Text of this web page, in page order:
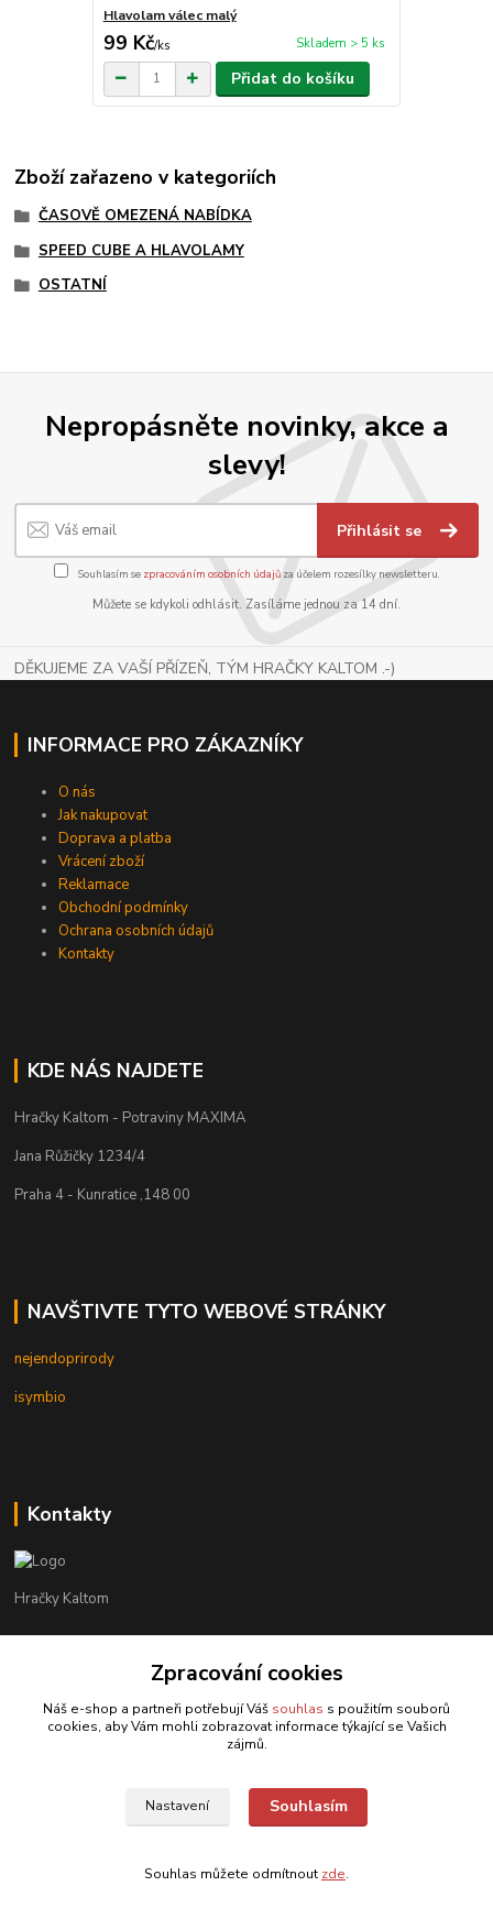
Hlavolam válec malý
99 Kč/ks Skladem > 5 ks
Přidat do košíku
Zboží zařazeno v kategoriích
ČASOVĚ OMEZENÁ NABÍDKA
SPEED CUBE A HLAVOLAMY
OSTATNÍ
Nepropásněte novinky, akce a
slevy!
Přihlásit se
Souhlasím se zpracováním osobních údajůza účelem rozesílky newsletteru.
Můžete se kdykoli odhlásit. Zasíláme jednou za 14 dní.
DĚKUJEME ZA VAŠÍ PŘÍZEŇ, TÝM HRAČKY KALTOM .-)
INFORMACE PRO ZÁKAZNÍKY
O nás
Jak nakupovat
Doprava a platba
Vrácení zboží
Reklamace
Obchodní podmínky
Ochrana osobních údajů
Kontakty
KDE NÁS NAJDETE
Hračky Kaltom - Potraviny MAXIMA
Jana Růžičky 1234/4
Praha 4 - Kunratice ,148 00
NAVŠTIVTE TYTO WEBOVÉ STRÁNKY
nejendoprirody
isymbio
Kontakty
Hračky Kaltom
+420 777 538 008
hrackykaltom@gmail.com
Zpracování cookies
Náš e-shop a partneři potřebují Váš souhlas s použitím souborů
cookies, aby Vám mohli zobrazovat informace týkající se Vašich
zájmů.
Nastavení Souhlasím
Souhlas můžete odmítnout zde.